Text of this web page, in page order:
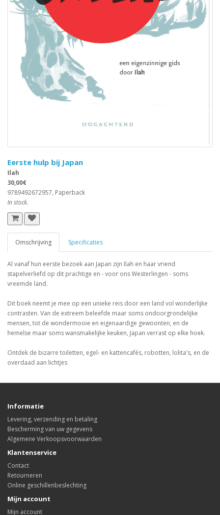
Eerste hulp bij Japan
Ilah
30,00€
9789492672957, Paperback
In stock.
Omschrijving Specificaties
Al vanaf hun eerste bezoek aan Japan zijn Ilah en haar vriend
stapelverliefd op dit prachtige en - voor ons Westerlingen - soms
vreemde land.
Dit boek neemt je mee op een unieke reis door een land vol wonderlijke
contrasten. Van de extreem beleefde maar soms ondoorgrondelijke
mensen, tot de wondermooie en eigenaardige gewoonten, en de
hemelse maar soms wansmakelijke keuken, Japan verrast op elke hoek.
Ontdek de bizarre toiletten, egel- en kattencafés, robotten, lolita's, en de
overdaad aan lichtjes
Informatie
Levering, verzending en betaling
Bescherming van uw gegevens
Algemene Verkoopsvoorwaarden
Klantenservice
Contact
Retourneren
Online geschillenbeslechting
Mijn account
Mijn account